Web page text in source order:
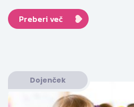
Preberi več
Dojenček